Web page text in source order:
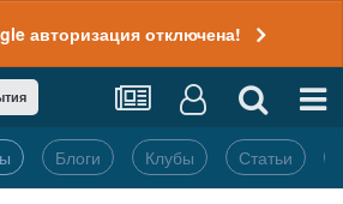
авторизация отключена!
Блоги Клубы Статьи